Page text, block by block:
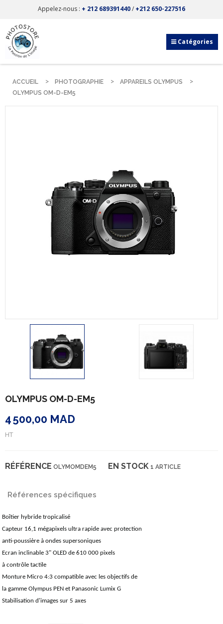
Appelez-nous : + 212 689391440/ +212 650-227516
Catégories
ACCUEIL PHOTOGRAPHIE
APPAREILS OLYMPUS
OLYMPUS OM-D-EM5
OLYMPUS OM-D-EM5
4 500,00 MAD
HT
RÉFÉRENCE OLYMOMDEM5 EN STOCK 1 ARTICLE
Références spécifiques
Boîtier hybride tropicalisé
Capteur 16,1 mégapixels ultra rapide avec protection
anti-poussière à ondes supersoniques
Ecran inclinable 3" OLED de 610 000 pixels
à contrôle tactile
Monture Micro 4:3 compatible avec les objectifs de
la gamme Olympus PEN et Panasonic Lumix G
Stabilisation d'images sur 5 axes